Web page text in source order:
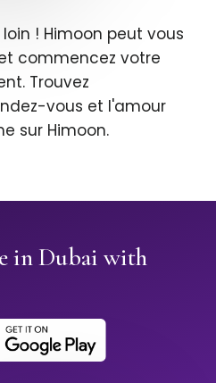
! Himoon peut vous
commencez votre
Trouvez
vous et l'amour
sur Himoon.
in Dubai with